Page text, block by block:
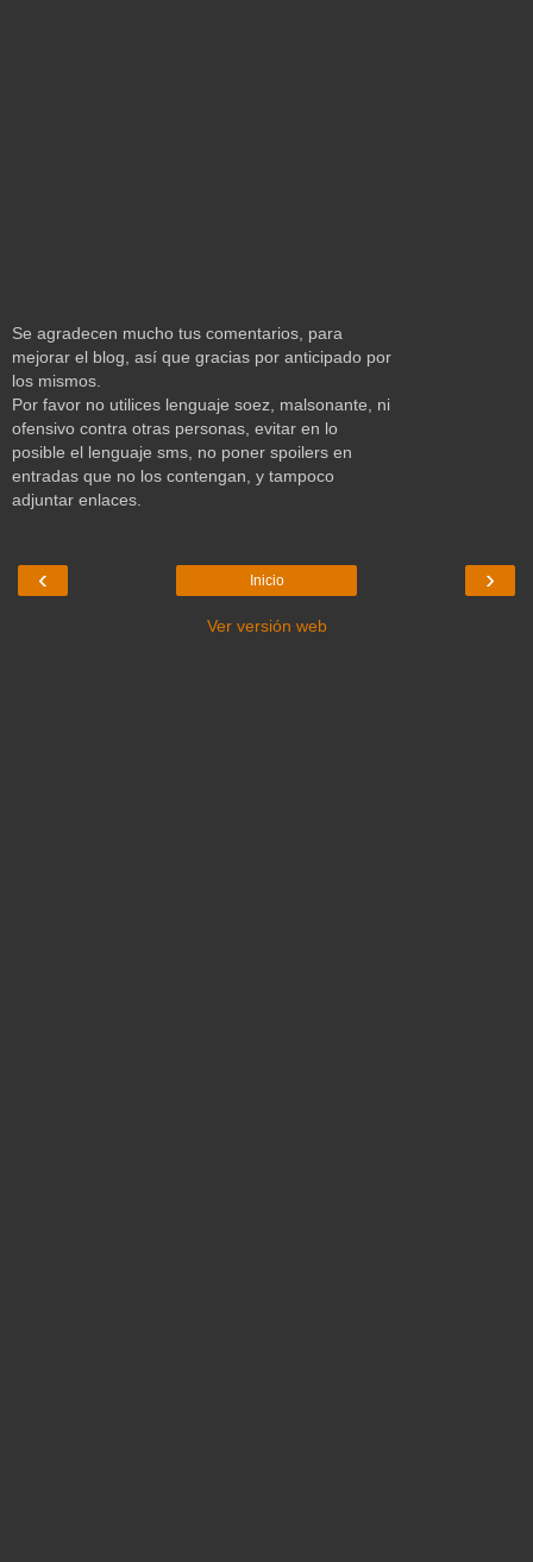
Se agradecen mucho tus comentarios, para
mejorar el blog, así que gracias por anticipado por
los mismos.
Por favor no utilices lenguaje soez, malsonante, ni
ofensivo contra otras personas, evitar en lo
posible el lenguaje sms, no poner spoilers en
entradas que no los contengan, y tampoco
adjuntar enlaces.
‹ ›
Inicio
Ver versión web